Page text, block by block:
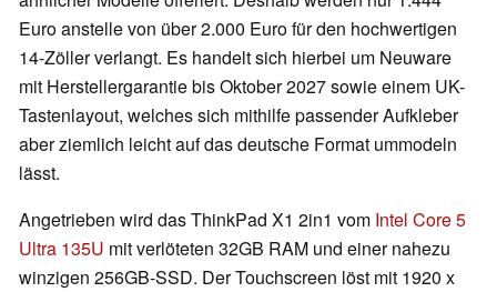
Euro anstelle von über 2.000 Euro für den hochwertigen
14-Zöller verlangt. Es handelt sich hierbei um Neuware
mit Herstellergarantie bis Oktober 2027 sowie einem UK-
Tastenlayout, welches sich mithilfe passender Aufkleber
aber ziemlich leicht auf das deutsche Format ummodeln
lässt.
Angetrieben wird das ThinkPad X1 2in1 vom Intel Core 5
Ultra 135U mit verlöteten 32GB RAM und einer nahezu
winzigen 256GB-SSD. Der Touchscreen löst mit 1920 x